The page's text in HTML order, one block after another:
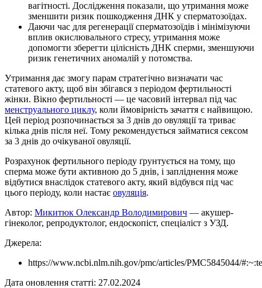
вагітності. Дослідження показали, що утримання може
зменшити ризик пошкодження ДНК у сперматозоїдах.
Даючи час для регенерації сперматозоїдів і мінімізуючи
вплив окислювального стресу, утримання може
допомогти зберегти цілісність ДНК сперми, зменшуючи
ризик генетичних аномалій у потомства.
Утримання дає змогу парам стратегічно визначати час
статевого акту, щоб він збігався з періодом фертильності
жінки. Вікно фертильності — це часовий інтервал під час
менструального циклу, коли ймовірність зачаття є найвищою.
Цей період розпочинається за 3 днів до овуляції та триває
кілька днів після неї. Тому рекомендується займатися сексом
за 3 днів до очікуваної овуляції.
Розрахунок фертильного періоду ґрунтується на тому, що
сперма може бути активною до 5 днів, і запліднення може
відбутися внаслідок статевого акту, який відбувся під час
цього періоду, коли настає овуляція.
Автор: Микитюк Олександр Володимирович — акушер-
гінеколог, репродуктолог, ендоскопіст, спеціаліст з УЗД.
Джерела:
https://www.ncbi.nlm.nih.gov/pmc/articles/PMC5845044/
Дата оновлення статті: 27.02.2024